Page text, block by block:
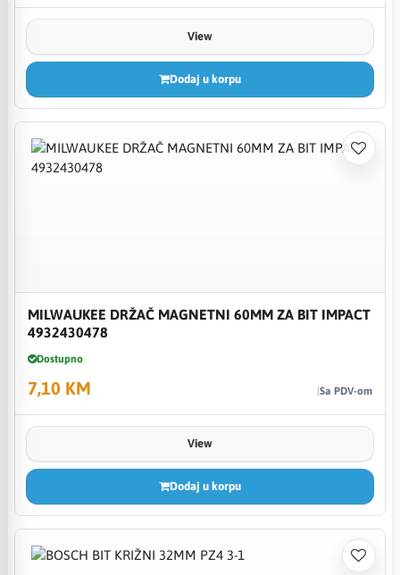
View
Dodaj u korpu
MILWAUKEE DRŽAČ MAGNETNI 60MM ZA BIT IMPACT
4932430478
Dostupno
7,10 KM Sa PDV-om
View
Dodaj u korpu